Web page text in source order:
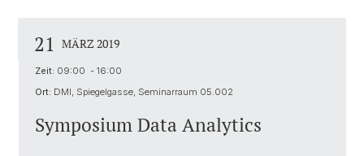
21 MÄRZ 2019
Zeit: 09:00 - 16:00
Ort: DMI, Spiegelgasse, Seminarraum 05.002
Symposium Data Analytics